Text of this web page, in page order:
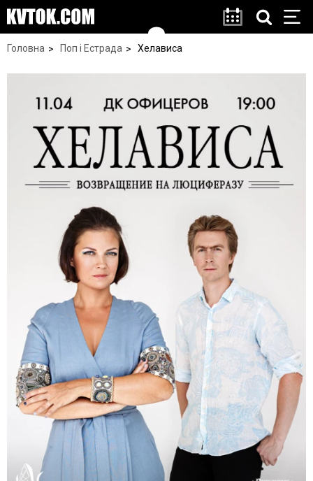
Головна Поп і Естрада Хелависа